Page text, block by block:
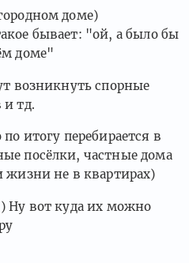
доме)
бывает: "ой, а было бы
доме"
возникнуть спорные
тд.
итогу перебирается в
посёлки, частные дома
жизни не в квартирах)
Ну вот куда их можно